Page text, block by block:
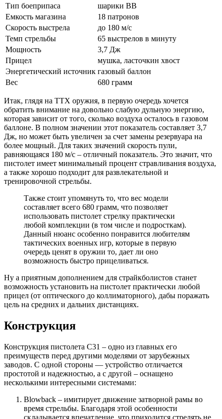
Тип боеприпаса
шарики ВВ
Емкость магазина
18 патронов
Скорость выстрела
до 180 м/с
Темп стрельбы
65 выстрелов в минуту
Мощность
3,7 Дж
Прицел
мушка, ласточкин хвост
Энергетический источник газовый баллон
Вес
680 грамм
Итак, глядя на ТТХ оружия, в первую очередь хочется
обратить внимание на довольно слабую дульную энергию,
которая зависит от того, сколько воздуха осталось в газовом
баллоне. В полном значении этот показатель составляет 3,7
Дж, но может быть увеличен за счет замены резервуара на
более мощный. Для таких значений скорость пули,
равняющаяся 180 м/с – отличный показатель. Это значит, что
пистолет имеет минимальный процент стравливания воздуха,
а также хорошо подходит для развлекательной и
тренировочной стрельбы.
Также стоит упомянуть то, что вес модели
составляет всего 680 грамм, что позволяет
использовать пистолет стрелку практически
любой комплекции (в том числе и подросткам).
Данный нюанс особенно понравится любителям
тактических военных игр, которые в первую
очередь ценят в оружии то, дает ли оно
возможность быстро прицеливаться.
Ну а приятным дополнением для страйкболистов станет
возможность установить на пистолет практически любой
прицел (от оптического до коллиматорного), дабы поражать
цель на средних и дальних дистанциях.
Конструкция
Конструкция пистолета C31 – одно из главных его
преимуществ перед другими моделями от зарубежных
заводов. С одной стороны — устройство отличается
простотой и надежностью, а с другой – оснащено
несколькими интересными системами:
Blowback – имитирует движение затворной рамы во
время стрельбы. Благодаря этой особенности